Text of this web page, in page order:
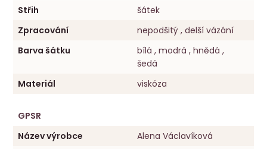
Střih
šátek
Zpracování
nepodšitý , delší vázání
Barva šátku
bílá , modrá , hnědá ,
šedá
Materiál
viskóza
GPSR
Název výrobce
Alena Václavíková